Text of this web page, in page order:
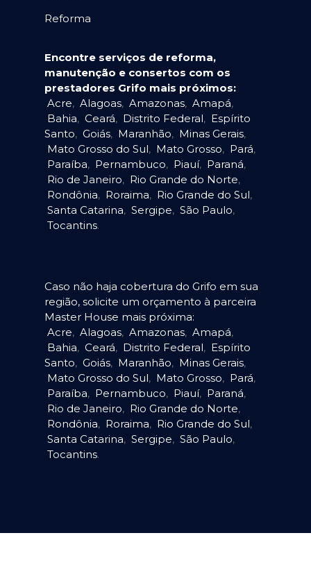
Reforma
Encontre serviços de reforma,
manutenção e consertos com os
prestadores Grifo mais próximos:
Acre, Alagoas, Amazonas, Amapá,
Bahia, Ceará, Distrito Federal, Espírito
Santo, Goiás, Maranhão, Minas Gerais,
Mato Grosso do Sul, Mato Grosso, Pará,
Paraíba, Pernambuco, Piauí, Paraná,
Rio de Janeiro, Rio Grande do Norte,
Rondônia, Roraima, Rio Grande do Sul,
Santa Catarina, Sergipe, São Paulo,
Tocantins.
Caso não haja cobertura do Grifo em sua
região, solicite um orçamento à parceira
Master House mais próxima:
Acre, Alagoas, Amazonas, Amapá,
Bahia, Ceará, Distrito Federal, Espírito
Santo, Goiás, Maranhão, Minas Gerais,
Mato Grosso do Sul, Mato Grosso, Pará,
Paraíba, Pernambuco, Piauí, Paraná,
Rio de Janeiro, Rio Grande do Norte,
Rondônia, Roraima, Rio Grande do Sul,
Santa Catarina, Sergipe, São Paulo,
Tocantins.